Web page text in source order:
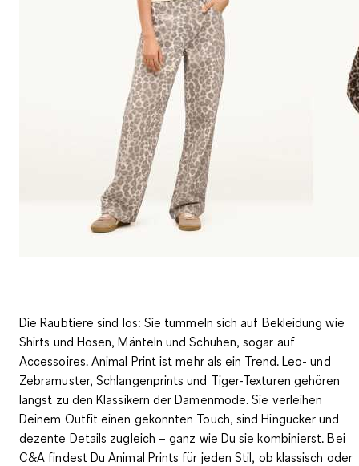
Die Raubtiere sind los: Sie tummeln sich auf Bekleidung wie
Shirts und Hosen, Mänteln und Schuhen, sogar auf
Accessoires. Animal Print ist mehr als ein Trend. Leo- und
Zebramuster, Schlangenprints und Tiger-Texturen gehören
längst zu den Klassikern der Damenmode. Sie verleihen
Deinem Outfit einen gekonnten Touch, sind Hingucker und
dezente Details zugleich – ganz wie Du sie kombinierst. Bei
C&A findest Du Animal Prints für jeden Stil, ob klassisch oder